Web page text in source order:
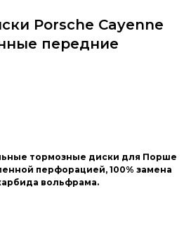
Porsche Cayenne
передние
тормозные диски для Порше
перфорацией, 100% замена
вольфрама.